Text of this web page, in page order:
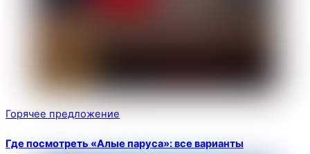
Горячее предложение
Где посмотреть «Алые паруса»: все варианты